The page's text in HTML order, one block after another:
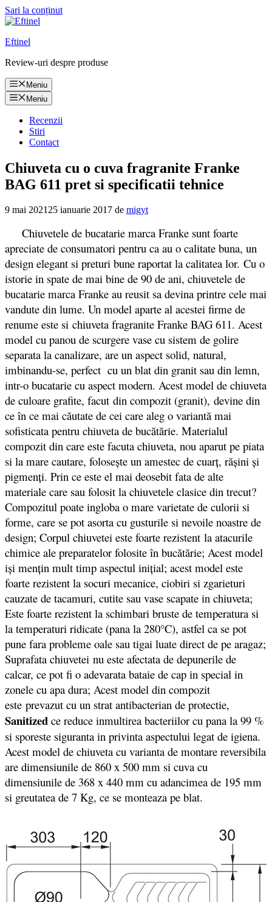
Sari la conținut
Eftinel
Review-uri despre produse
Meniu
Meniu
Recenzii
Stiri
Contact
Chiuveta cu o cuva fragranite Franke
BAG 611 pret si specificatii tehnice
9 mai 202125 ianuarie 2017 de migyt
Chiuvetele de bucatarie marca Franke sunt foarte
apreciate de consumatori pentru ca au o calitate buna, un
design elegant si preturi bune raportat la calitatea lor. Cu o
istorie in spate de mai bine de 90 de ani, chiuvetele de
bucatarie marca Franke au reusit sa devina printre cele mai
vandute din lume. Un model aparte al acestei firme de
renume este si chiuveta fragranite Franke BAG 611. Acest
model cu panou de scurgere vase cu sistem de golire
separata la canalizare, are un aspect solid, natural,
imbinandu-se, perfect cu un blat din granit sau din lemn,
intr-o bucatarie cu aspect modern. Acest model de chiuveta
de culoare grafite, facut din compozit (granit), devine din
ce în ce mai căutate de cei care aleg o variantă mai
sofisticata pentru chiuveta de bucătărie. Materialul
compozit din care este facuta chiuveta, nou aparut pe piata
si la mare cautare, folosește un amestec de cuarț, rășini și
pigmenți. Prin ce este el mai deosebit fata de alte
materiale care sau folosit la chiuvetele clasice din trecut?
Compozitul poate ingloba o mare varietate de culorii si
forme, care se pot asorta cu gusturile si nevoile noastre de
design; Corpul chiuvetei este foarte rezistent la atacurile
chimice ale preparatelor folosite în bucătărie; Acest model
iși mențin mult timp aspectul inițial; acest model este
foarte rezistent la socuri mecanice, ciobiri si zgarieturi
cauzate de tacamuri, cutite sau vase scapate in chiuveta;
Este foarte rezistent la schimbari bruste de temperatura si
la temperaturi ridicate (pana la 280°C), astfel ca se pot
pune fara probleme oale sau tigai luate direct de pe aragaz;
Suprafata chiuvetei nu este afectata de depunerile de
calcar, ce pot fi o adevarata bataie de cap in special in
zonele cu apa dura; Acest model din compozit
este prevazut cu un strat antibacterian de protectie,
Sanitized ce reduce inmultirea bacteriilor cu pana la 99 %
si sporeste siguranta in privinta aspectului legat de igiena.
Acest model de chiuveta cu varianta de montare reversibila
are dimensiunile de 860 x 500 mm si cuva cu
dimensiunile de 368 x 440 mm cu adancimea de 195 mm
si greutatea de 7 Kg, ce se monteaza pe blat.